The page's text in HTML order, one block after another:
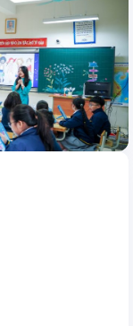
Nexta tiếp
được nhân rộng
tiến mới trong
tại nhiều trường
mặt tại quận Nam